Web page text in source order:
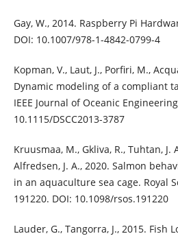
Gay, W., 2014. Raspberry Pi
DOI: 10.1007/978-1-4842-0799-4
Kopman, V., Laut, J., Porfiri, M.,
Dynamic modeling of a compliant
IEEE Journal of Oceanic
10.1115/DSCC2013-3787
Kruusmaa, M., Gkliva, R., Tuhtan, J.
Alfredsen, J. A., 2020. Salmon
in an aquaculture sea cage. Royal
191220. DOI: 10.1098/rsos.191220
Lauder, G., Tangorra, J., 2015. Fish